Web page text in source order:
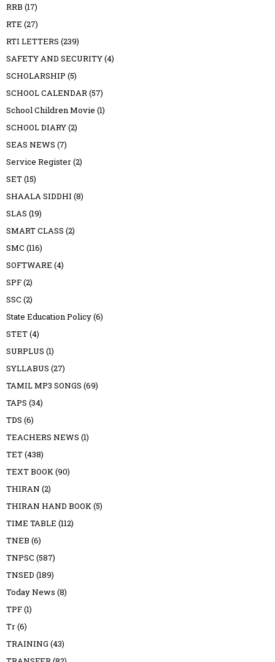
RRB (17)
RTE (27)
RTI LETTERS (239)
SAFETY AND SECURITY(4)
SCHOLARSHIP (5)
SCHOOL CALENDAR(57)
School Children Movie (1)
SCHOOL DIARY(2)
SEAS NEWS (7)
Service Register(2)
SET(15)
SHAALA SIDDHI (8)
SLAS (19)
SMART CLASS (2)
SMC (116)
SOFTWARE (4)
SPF(2)
SSC (2)
State Education Policy(6)
STET(4)
SURPLUS (1)
SYLLABUS (27)
TAMIL MP3 SONGS (69)
TAPS (34)
TDS (6)
TEACHERS NEWS (1)
TET(438)
TEXT BOOK(90)
THIRAN (2)
THIRAN HAND BOOK(5)
TIME TABLE (112)
TNEB (6)
TNPSC (587)
TNSED (189)
Today News (8)
TPF(1)
Tr(6)
TRAINING (43)